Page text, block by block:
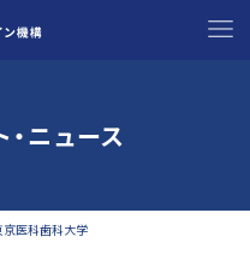
ニュース
京医科歯科大学